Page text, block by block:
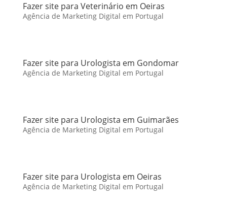
Fazer site para Veterinário em Oeiras
Agência de Marketing Digital em Portugal
Fazer site para Urologista em Gondomar
Agência de Marketing Digital em Portugal
Fazer site para Urologista em Guimarães
Agência de Marketing Digital em Portugal
Fazer site para Urologista em Oeiras
Agência de Marketing Digital em Portugal